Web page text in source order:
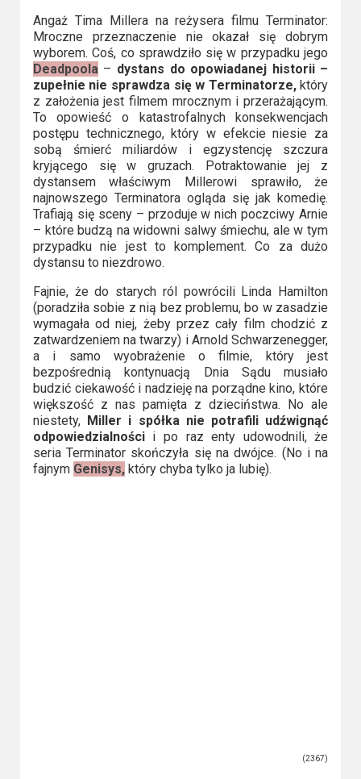
Angaż Tima Millera na reżysera filmu Terminator:
Mroczne przeznaczenie nie okazał się dobrym
wyborem. Coś, co sprawdziło się w przypadku jego
Deadpoola – dystans do opowiadanej historii –
zupełnie nie sprawdza się w Terminatorze,który
z założenia jest filmem mrocznym i przerażającym.
To opowieść o katastrofalnych konsekwencjach
postępu technicznego, który w efekcie niesie za
sobą śmierć miliardów i egzystencję szczura
kryjącego się w gruzach. Potraktowanie jej z
dystansem właściwym Millerowi sprawiło, że
najnowszego Terminatora ogląda się jak komedię.
Trafiają się sceny – przoduje w nich poczciwy Arnie
– które budzą na widowni salwy śmiechu, ale w tym
przypadku nie jest to komplement. Co za dużo
dystansu to niezdrowo.
Fajnie, że do starych ról powrócili Linda Hamilton
(poradziła sobie z nią bez problemu, bo w zasadzie
wymagała od niej, żeby przez cały film chodzić z
zatwardzeniem na twarzy) i Arnold Schwarzenegger,
a i samo wyobrażenie o filmie, który jest
bezpośrednią kontynuacją Dnia Sądu musiało
budzić ciekawość i nadzieję na porządne kino, które
większość z nas pamięta z dzieciństwa. No ale
niestety, Miller i spółka nie potrafili udźwignąć
odpowiedzialnościi po raz enty udowodnili, że
seria Terminator skończyła się na dwójce. (No i na
fajnym Genisys,który chyba tylko ja lubię).
(2367)